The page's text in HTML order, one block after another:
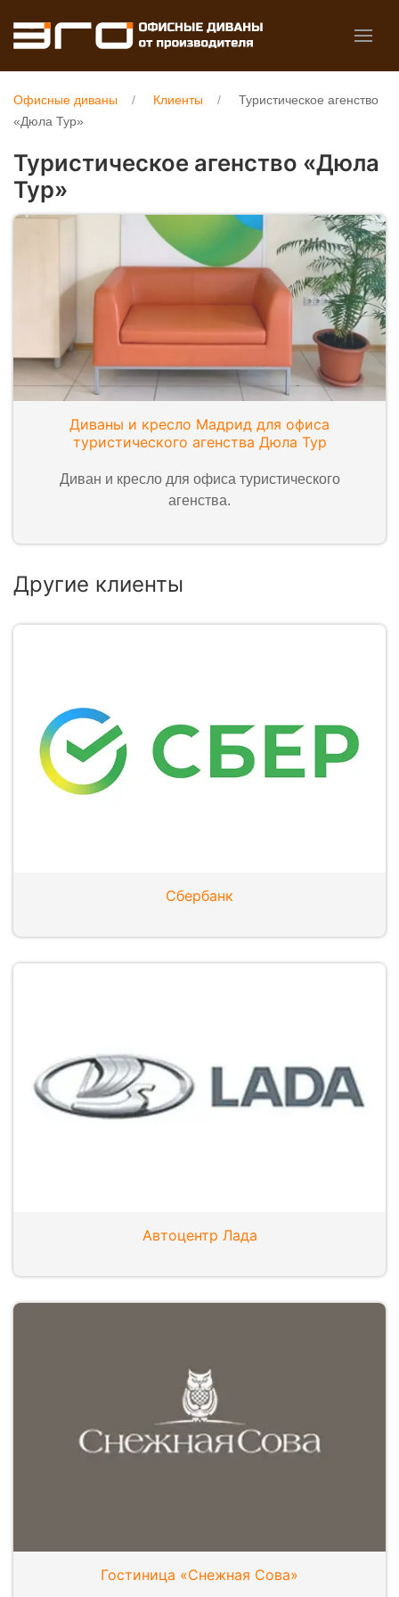
Офисные диваны Клиенты
Туристическое агенство
«Дюла Тур»
Туристическое агенство «Дюла
Тур»
Диваны и кресло Мадрид для офиса
туристического агенства Дюла Тур
Диван и кресло для офиса туристического
агенства.
Другие клиенты
Сбербанк
Автоцентр Лада
Гостиница «Снежная Сова»